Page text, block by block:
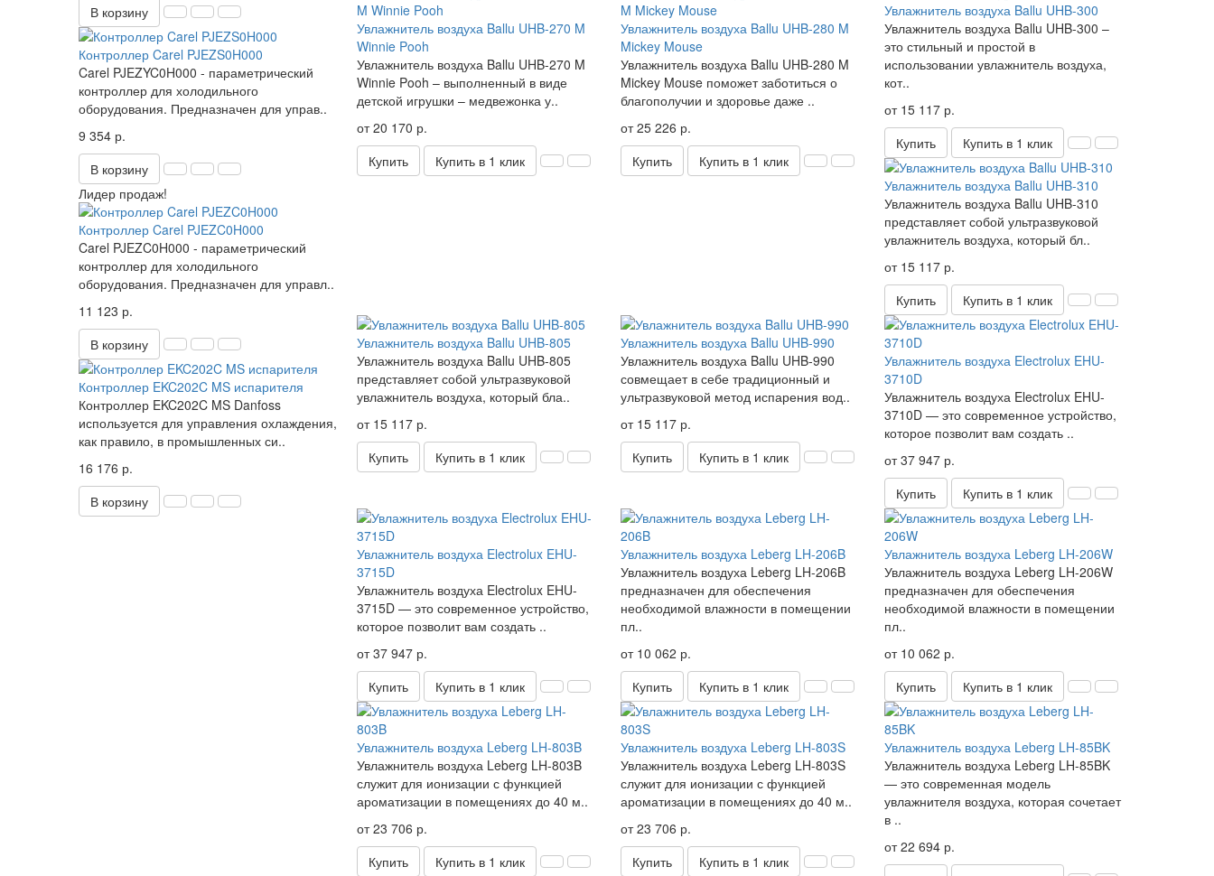
В корзину
Контроллер Carel PJEZS0H000
Carel PJEZYC0H000 - параметрический
контроллер для холодильного
оборудования. Предназначен для управ..
9 354 р.
В корзину
Лидер продаж!
Контроллер Carel PJEZC0H000
Carel PJEZC0H000 - параметрический
контроллер для холодильного
оборудования. Предназначен для управл..
11 123 р.
В корзину
Контроллер EKC202C MS испарителя
Контроллер EKC202C MS Danfoss
используется для управления охлаждения,
как правило, в промышленных си..
16 176 р.
В корзину
Увлажнитель воздуха Ballu UHB-270 M
Winnie Pooh
Увлажнитель воздуха Ballu UHB-270 M
Winnie Pooh – выполненный в виде
детской игрушки – медвежонка у..
от 20 170 р.
Купить
Купить в 1 клик
Увлажнитель воздуха Ballu UHB-280 M
Mickey Mouse
Увлажнитель воздуха Ballu UHB-280 M
Mickey Mouse поможет заботиться о
благополучии и здоровье даже ..
от 25 226 р.
Купить
Купить в 1 клик
Увлажнитель воздуха Ballu UHB-300
Увлажнитель воздуха Ballu UHB-300 –
это стильный и простой в
использовании увлажнитель воздуха,
кот..
от 15 117 р.
Купить
Купить в 1 клик
Увлажнитель воздуха Ballu UHB-310
Увлажнитель воздуха Ballu UHB-310
представляет собой ультразвуковой
увлажнитель воздуха, который бл..
от 15 117 р.
Купить
Купить в 1 клик
Увлажнитель воздуха Ballu UHB-805
Увлажнитель воздуха Ballu UHB-805
представляет собой ультразвуковой
увлажнитель воздуха, который бла..
от 15 117 р.
Купить
Купить в 1 клик
Увлажнитель воздуха Ballu UHB-990
Увлажнитель воздуха Ballu UHB-990
совмещает в себе традиционный и
ультразвуковой метод испарения вод..
от 15 117 р.
Купить
Купить в 1 клик
Увлажнитель воздуха Electrolux EHU-
3710D
Увлажнитель воздуха Electrolux EHU-
3710D — это современное устройство,
которое позволит вам создать ..
от 37 947 р.
Купить
Купить в 1 клик
Увлажнитель воздуха Electrolux EHU-
3715D
Увлажнитель воздуха Electrolux EHU-
3715D — это современное устройство,
которое позволит вам создать ..
от 37 947 р.
Купить
Купить в 1 клик
Увлажнитель воздуха Leberg LH-206B
Увлажнитель воздуха Leberg LH-206B
предназначен для обеспечения
необходимой влажности в помещении
пл..
от 10 062 р.
Купить
Купить в 1 клик
Увлажнитель воздуха Leberg LH-206W
Увлажнитель воздуха Leberg LH-206W
предназначен для обеспечения
необходимой влажности в помещении
пл..
от 10 062 р.
Купить
Купить в 1 клик
Увлажнитель воздуха Leberg LH-803B
Увлажнитель воздуха Leberg LH-803B
служит для ионизации с функцией
ароматизации в помещениях до 40 м..
от 23 706 р.
Купить
Купить в 1 клик
Увлажнитель воздуха Leberg LH-803S
Увлажнитель воздуха Leberg LH-803S
служит для ионизации с функцией
ароматизации в помещениях до 40 м..
от 23 706 р.
Купить
Купить в 1 клик
Увлажнитель воздуха Leberg LH-85BK
Увлажнитель воздуха Leberg LH-85BK
— это современная модель
увлажнителя воздуха, которая сочетает
в ..
от 22 694 р.